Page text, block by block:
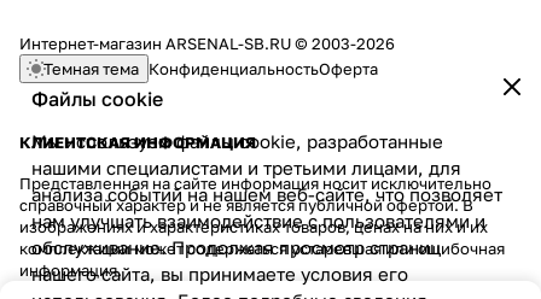
Файлы cookie
Мы используем файлы cookie, разработанные
нашими специалистами и третьими лицами, для
анализа событий на нашем веб-сайте, что позволяет
нам улучшать взаимодействие с пользователями и
обслуживание. Продолжая просмотр страниц
нашего сайта, вы принимаете условия его
Интернет-магазин ARSENAL-SB.RU © 2003-2026
Темная тема КонфиденциальностьОферта
КЛИЕНТСКАЯ ИНФОРМАЦИЯ
Представленная на сайте информация носит исключительно
справочный характер и не является публичной офертой. В
изображениях и характеристиках товаров, ценах на них и их
комплектации может содержаться устаревшая или ошибочная
информация.